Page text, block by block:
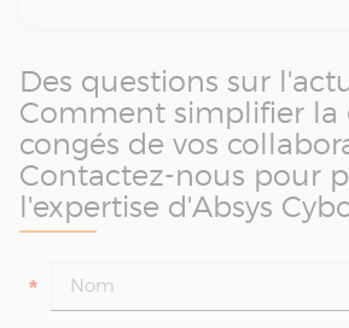
Des questions sur
Comment simplifier la
congés de vos
Contactez-nous pour
l'expertise d'Absys
*